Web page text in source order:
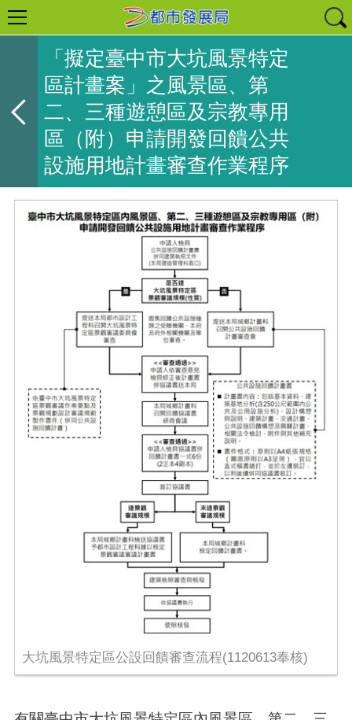
「擬定臺中市大坑風景特定
區計畫案」之風景區、第
二、三種遊憩區及宗教專用
區（附）申請開發回饋公共
設施用地計畫審查作業程序
大坑風景特定區公設回饋審查流程(1120613奉核)